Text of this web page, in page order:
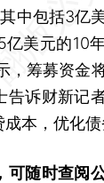
中包括3亿
美元的10
，筹募资金
告诉财新记
本，优化债
，可随时查阅